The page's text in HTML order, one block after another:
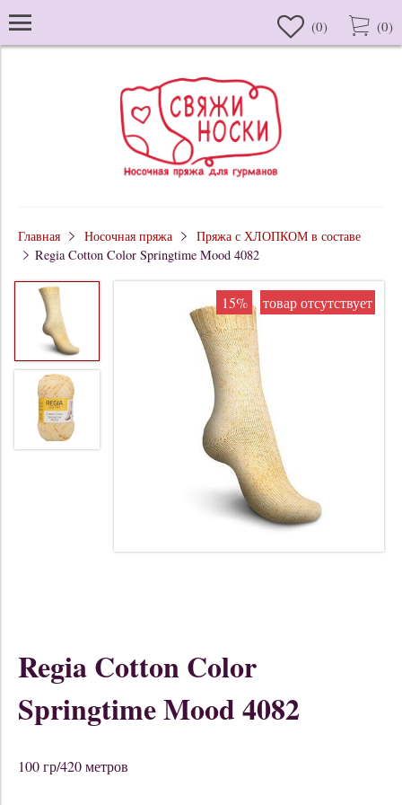
(0) (0)
Главная Носочная пряжа
Пряжа с ХЛОПКОМ в составе
Regia Cotton Color Springtime Mood 4082
15% товар отсутствует
Regia Cotton Color
Springtime Mood 4082
100 гр/420 метров